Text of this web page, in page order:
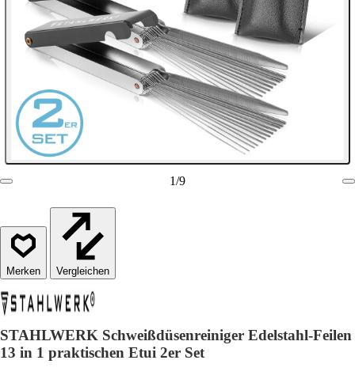
1/9
Vergleichen
STAHLWERK Schweißdüsenreiniger Edelstahl-Feilen
13 in 1 praktischen Etui 2er Set